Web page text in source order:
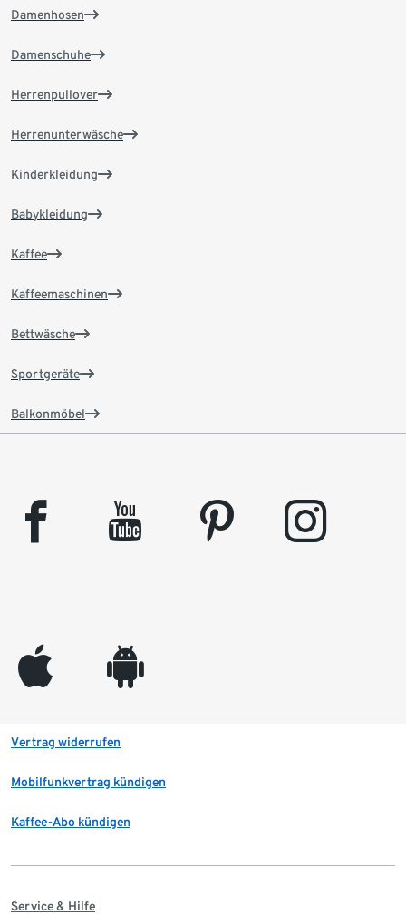
Damenhosen
Damenschuhe
Herrenpullover
Herrenunterwäsche
Kinderkleidung
Babykleidung
Kaffee
Kaffeemaschinen
Bettwäsche
Sportgeräte
Balkonmöbel
facebook youtube pinterest instagram
appleinc android
Vertrag widerrufen
Mobilfunkvertrag kündigen
Kaffee-Abo kündigen
Service & Hilfe